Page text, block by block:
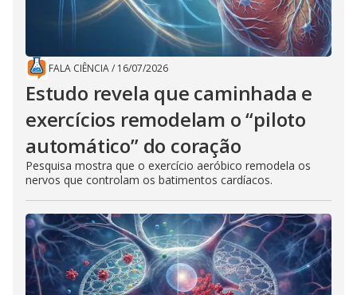
FALA CIÊNCIA/ 16/07/2026
Estudo revela que caminhada e
exercícios remodelam o “piloto
automático” do coração
Pesquisa mostra que o exercício aeróbico remodela os
nervos que controlam os batimentos cardíacos.